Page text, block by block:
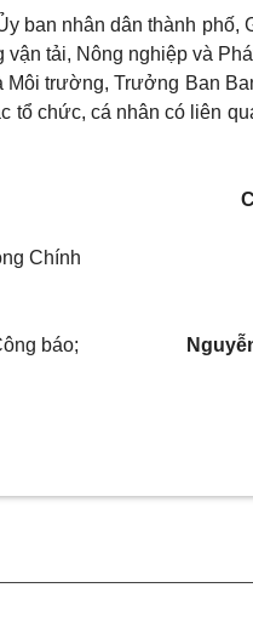
ban nhân dân thành
tải, Nông nghiệp và
Môi trường, Trưởng Ban
tổ chức, cá nhân có liên
Chính
báo;